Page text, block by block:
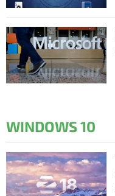
WINDOWS 10